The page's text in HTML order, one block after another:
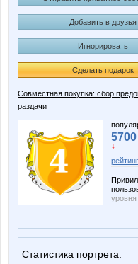
Добавить в друзья
Игнорировать
Сделать подарок
Совместная покупка: сбор
раздачи
↓
рейтинг
уровня
Статистика портрета: